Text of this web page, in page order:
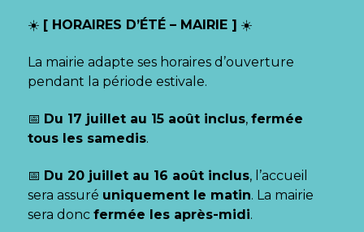
☀️ [ HORAIRES D’ÉTÉ – MAIRIE ] ☀️
La mairie adapte ses horaires d’ouverture
pendant la période estivale.
📅 Du 17 juillet au 15 août inclus, fermée
tous les samedis.
📅 Du 20 juillet au 16 août inclus, l’accueil
sera assuré uniquement le matin. La mairie
sera donc fermée les après-midi.